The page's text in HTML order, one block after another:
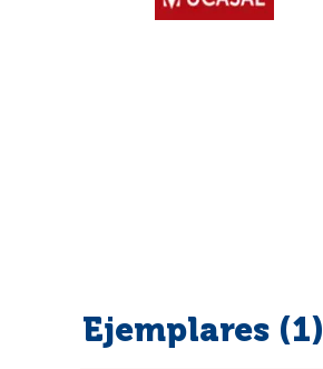
Ejemplares (1)